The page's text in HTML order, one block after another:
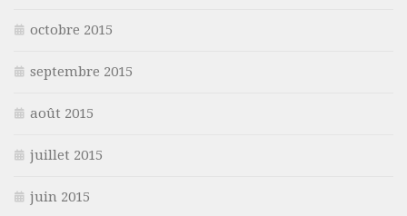
octobre 2015
septembre 2015
août 2015
juillet 2015
juin 2015